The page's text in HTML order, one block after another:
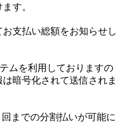
す。
支払い総額をお知らせし
ムを利用しておりますの
暗号化されて送信されま
までの分割払いが可能に